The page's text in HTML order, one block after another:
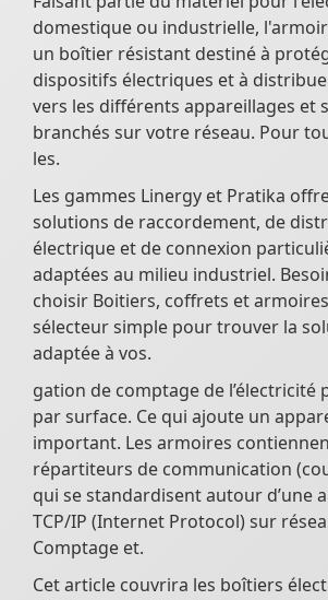
domestique ou industrielle,
un boîtier résistant destiné à
dispositifs électriques et à
vers les différents appareillages et
branchés sur votre réseau. Pour
les.
Les gammes Linergy et Pratika
solutions de raccordement, de
électrique et de connexion
adaptées au milieu industriel.
choisir Boitiers, coffrets et
sélecteur simple pour trouver la
adaptée à vos.
gation de comptage de l’électricité
par surface. Ce qui ajoute un
important. Les armoires
répartiteurs de communication
qui se standardisent autour d’une
TCP/IP (Internet Protocol) sur
Comptage et.
Cet article couvrira les boîtiers